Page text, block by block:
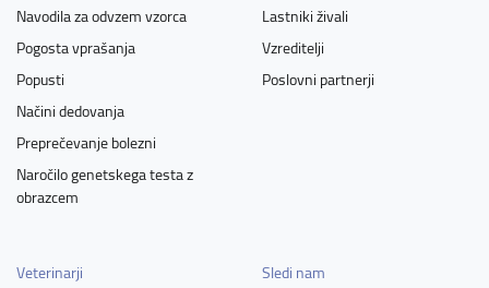
Navodila za odvzem vzorca
Pogosta vprašanja
Popusti
Načini dedovanja
Preprečevanje bolezni
Naročilo genetskega testa z
obrazcem
Lastniki živali
Vzreditelji
Poslovni partnerji
Veterinarji
Sledi nam